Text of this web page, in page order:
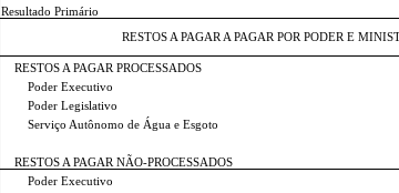
Resultado Primário
RESTOS A PAGAR A PAGAR POR PODER E
RESTOS A PAGAR PROCESSADOS
Poder Executivo
Poder Legislativo
Serviço Autônomo de Água e Esgoto
RESTOS A PAGAR NÃO-PROCESSADOS
Poder Executivo